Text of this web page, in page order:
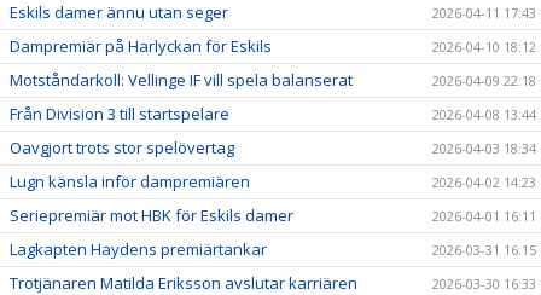
Eskils damer ännu utan seger 2026-04-11 17:43
Dampremiär på Harlyckan för Eskils 2026-04-10 18:12
Motståndarkoll: Vellinge IF vill spela balanserat 2026-04-09 22:18
Från Division 3 till startspelare 2026-04-08 13:44
Oavgjort trots stor spelövertag 2026-04-03 18:34
Lugn känsla inför dampremiären 2026-04-02 14:23
Seriepremiär mot HBK för Eskils damer 2026-04-01 16:11
Lagkapten Haydens premiärtankar 2026-03-31 16:15
Trotjänaren Matilda Eriksson avslutar karriären 2026-03-30 16:33